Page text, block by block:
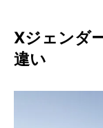
Xジェンダ
違い